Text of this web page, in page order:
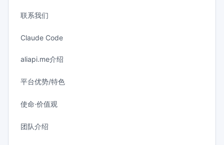
联系我们
Claude Code
aliapi.me介绍
平台优势/特色
使命·价值观
团队介绍